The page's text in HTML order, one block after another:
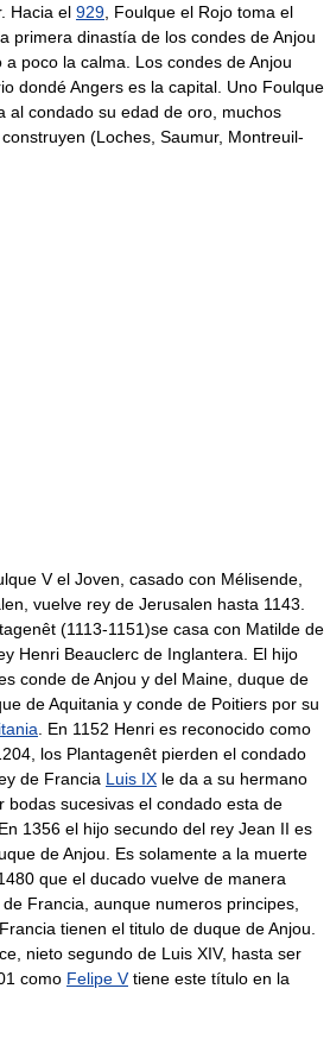
Hacia el 929 , Foulque el Rojo toma el
primera dinastía de los condes de Anjou
poco la calma. Los condes de Anjou
dondé Angers es la capital. Uno Foulque
al condado su edad de oro, muchos
(Loches, Saumur, Montreuil-
V el Joven, casado con Mélisende,
vuelve rey de Jerusalen hasta 1143.
(1113-1151)se casa con Matilde de
Henri Beauclerc de Inglantera. El hijo
conde de Anjou y del Maine, duque de
de Aquitania y conde de Poitiers por su
. En 1152 Henri es reconocido como
los Plantagenêt pierden el condado
de Francia Luis IX le da a su hermano
bodas sucesivas el condado esta de
1356 el hijo secundo del rey Jean II es
de Anjou. Es solamente a la muerte
que el ducado vuelve de manera
Francia, aunque numeros principes,
tienen el titulo de duque de Anjou.
nieto segundo de Luis XIV, hasta ser
como Felipe Vtiene este título en la